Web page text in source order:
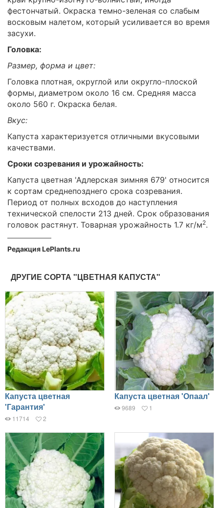
фестончатый. Окраска темно-зеленая со слабым
восковым налетом, который усиливается во время
засухи.
Головка:
Размер, форма и цвет:
Головка плотная, округлой или округло-плоской
формы, диаметром около 16 см. Средняя масса
около 560 г. Окраска белая.
Вкус:
Капуста характеризуется отличными вкусовыми
качествами.
Сроки созревания и урожайность:
Капуста цветная 'Адлерская зимняя 679' относится
к сортам среднепозднего срока созревания.
Период от полных всходов до наступления
технической спелости 213 дней. Срок образования
головок растянут. Товарная урожайность 1.7 кг/м2.
Редакция LePlants.ru
ДРУГИЕ СОРТА "ЦВЕТНАЯ КАПУСТА"
Капуста цветная
'Гарантия'
11714 2
Капуста цветная 'Опаал'
9689 1